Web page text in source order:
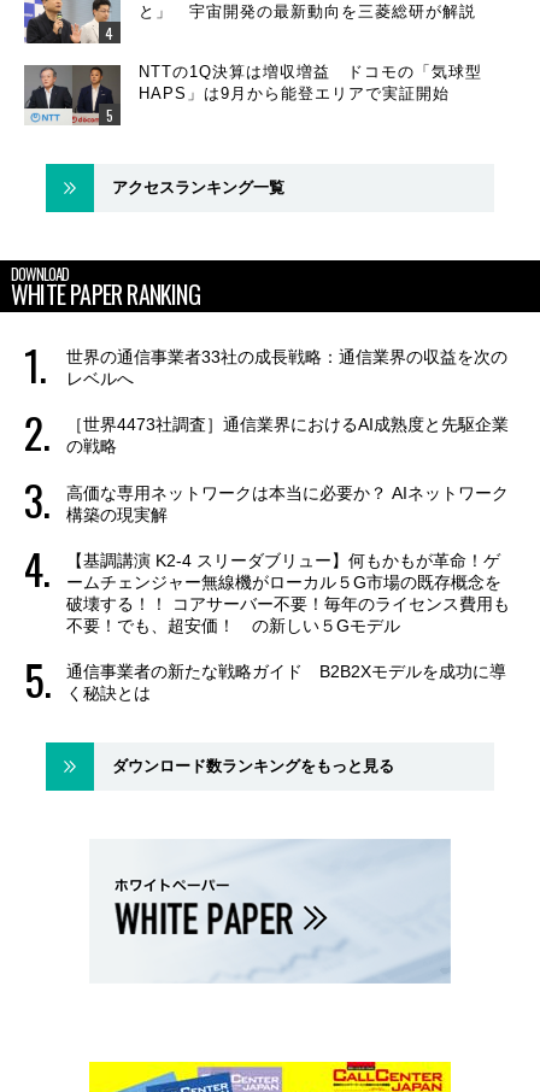
と」 宇宙開発の最新動向を三菱総研が解説
NTTの1Q決算は増収増益 ドコモの「気球型
HAPS」は9月から能登エリアで実証開始
アクセスランキング一覧
DOWNLOAD
WHITE PAPER RANKING
世界の通信事業者33社の成長戦略：通信業界の収益を次の
レベルへ
［世界4473社調査］通信業界におけるAI成熟度と先駆企業
の戦略
高価な専用ネットワークは本当に必要か？ AIネットワーク
構築の現実解
【基調講演 K2-4 スリーダブリュー】何もかもが革命！ゲ
ームチェンジャー無線機がローカル５G市場の既存概念を
破壊する！！ コアサーバー不要！毎年のライセンス費用も
不要！でも、超安価！ の新しい５Gモデル
通信事業者の新たな戦略ガイド B2B2Xモデルを成功に導
く秘訣とは
ダウンロード数ランキングをもっと見る